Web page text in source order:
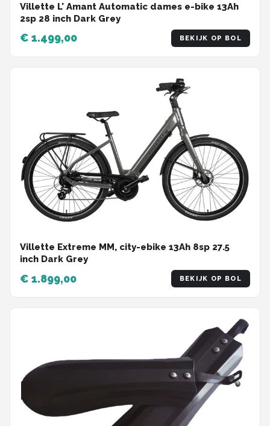
Villette L' Amant Automatic dames e-bike 13Ah
2sp 28 inch Dark Grey
€ 1.499,00 BEKIJK OP BOL
Villette Extreme MM, city-ebike 13Ah 8sp 27.5
inch Dark Grey
€ 1.899,00 BEKIJK OP BOL